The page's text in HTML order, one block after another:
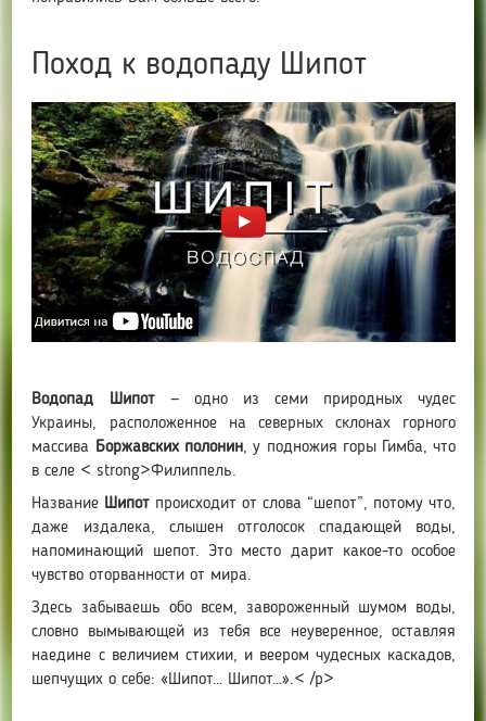
Поход к водопаду Шипот
Водопад Шипот— одно из семи природных чудес
Украины, расположенное на северных склонах горного
массива Боржавских полонин, у подножия горы Гимба, что
в селе < strong>Филиппель.
Название Шипот происходит от слова “шепот”, потому что,
даже издалека, слышен отголосок спадающей воды,
напоминающий шепот. Это место дарит какое-то особое
чувство оторванности от мира.
Здесь забываешь обо всем, завороженный шумом воды,
словно вымывающей из тебя все неуверенное, оставляя
наедине с величием стихии, и веером чудесных каскадов,
шепчущих о себе: «Шипот… Шипот…».< /p>